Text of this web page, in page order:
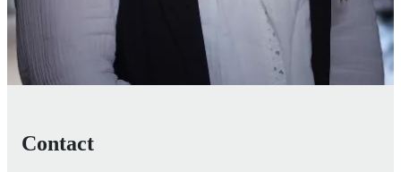
Contact